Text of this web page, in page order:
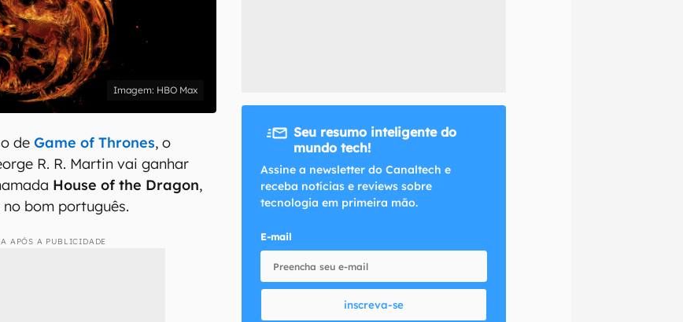
e concordo com os Termos de Uso e Política de Privacidade do Canaltech.
HBO Max
deGame of Thrones, o
R. R. Martin vai ganhar
House of the Dragon,
no bom português.
APÓS A PUBLICIDADE
Seu resumo inteligente do
mundo tech!
Assine a newsletter do Canaltech e
receba notícias e reviews sobre
tecnologia em primeira mão.
E-mail
inscreva-se